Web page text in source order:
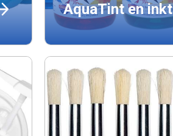
AquaTint en inkt